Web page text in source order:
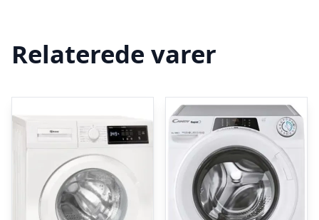
Relaterede varer